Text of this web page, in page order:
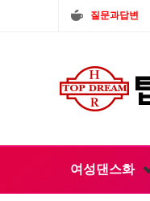
질문과답변
여성댄스화